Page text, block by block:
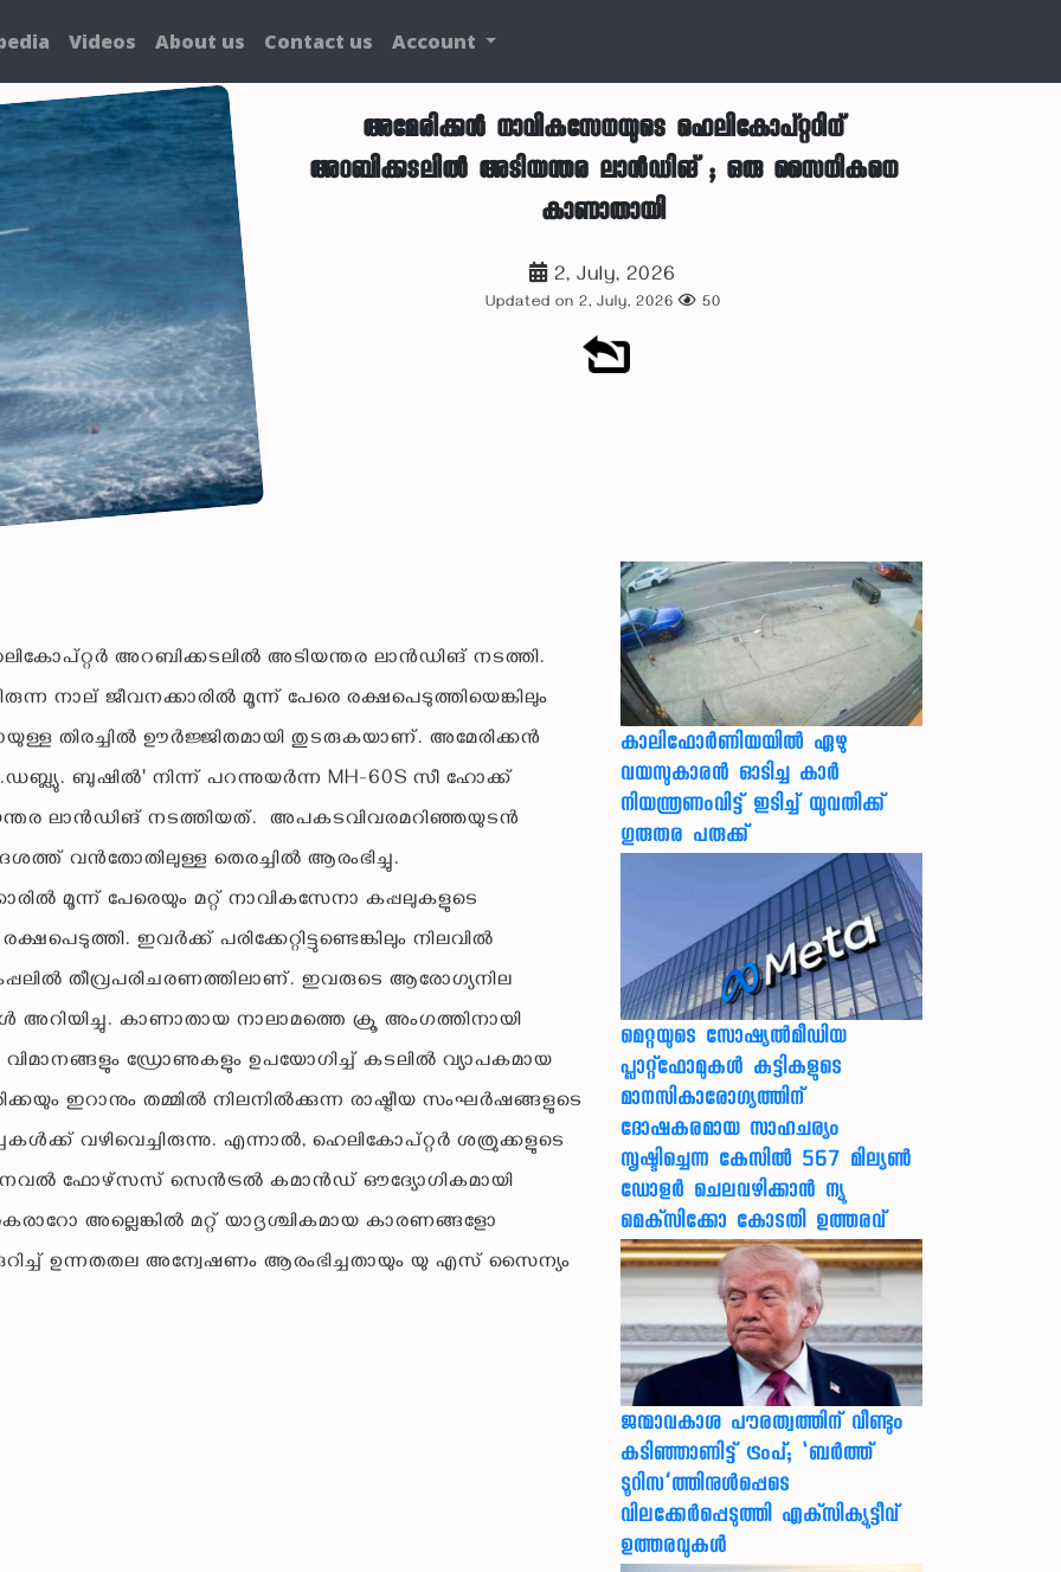
Videos About us Contact us Account
അമേരിക്കൻ നാവികസേനയുടെ ഹെലികോപ്റ്ററിന്
അറബിക്കടലിൽ അടിയന്തര ലാൻഡിങ് ; ഒരു സൈനികനെ
കാണാതായി
2, July, 2026
Updated on 2, July, 2026 50
അറബിക്കടലിൽ അടിയന്തര ലാൻഡിങ് നടത്തി.
നാല് ജീവനക്കാരിൽ മൂന്ന് പേരെ രക്ഷപെടുത്തിയെങ്കിലും
തിരച്ചിൽ ഊർജ്ജിതമായി തുടരുകയാണ്. അമേരിക്കൻ
ബുഷിൽ' നിന്ന് പറന്നുയർന്ന MH-60S സീ ഹോക്ക്
ലാൻഡിങ് നടത്തിയത്. അപകടവിവരമറിഞ്ഞയുടൻ
വൻതോതിലുള്ള തെരച്ചിൽ ആരംഭിച്ചു.
മൂന്ന് പേരെയും മറ്റ് നാവികസേനാ കപ്പലുകളുടെ
ഇവർക്ക് പരിക്കേറ്റിട്ടുണ്ടെങ്കിലും നിലവിൽ
തീവ്രപരിചരണത്തിലാണ്. ഇവരുടെ ആരോഗ്യനില
അറിയിച്ചു. കാണാതായ നാലാമത്തെ ക്രൂ അംഗത്തിനായി
ഡ്രോണുകളും ഉപയോഗിച്ച് കടലിൽ വ്യാപകമായ
ഇറാനും തമ്മിൽ നിലനിൽക്കുന്ന രാഷ്ട്രീയ സംഘർഷങ്ങളുടെ
വഴിവെച്ചിരുന്നു. എന്നാൽ, ഹെലികോപ്റ്റർ ശത്രുക്കളുടെ
ഫോഴ്‌സസ് സെൻട്രൽ കമാൻഡ് ഔദ്യോഗികമായി
അല്ലെങ്കിൽ മറ്റ് യാദൃശ്ചികമായ കാരണങ്ങളോ
ഉന്നതതല അന്വേഷണം ആരംഭിച്ചതായും യു എസ് സൈന്യം
കാലിഫോര്‍ണിയയില്‍ ഏഴു
വയസുകാരന്‍ ഓടിച്ച കാര്‍
നിയന്ത്രണംവിട്ട് ഇടിച്ച് യുവതിക്ക്
ഗുരുതര പരുക്ക്
മെറ്റയുടെ സോഷ്യല്‍മീഡിയ
പ്ലാറ്റ്‌ഫോമുകള്‍ കുട്ടികളുടെ
മാനസികാരോഗ്യത്തിന്
ദോഷകരമായ സാഹചര്യം
സൃഷ്ടിച്ചെന്ന കേസില്‍ 567 മില്യണ്‍
ഡോളര്‍ ചെലവഴിക്കാന്‍ ന്യൂ
മെക്‌സിക്കോ കോടതി ഉത്തരവ്
ജന്മാവകാശ പൗരത്വത്തിന് വീണ്ടും
കടിഞ്ഞാണിട്ട് ട്രംപ്; ‘ബര്‍ത്ത്
ടൂറിസ’ത്തിനുള്‍പ്പെടെ
വിലക്കേര്‍പ്പെടുത്തി എക്‌സിക്യൂട്ടീവ്
ഉത്തരവുകള്‍